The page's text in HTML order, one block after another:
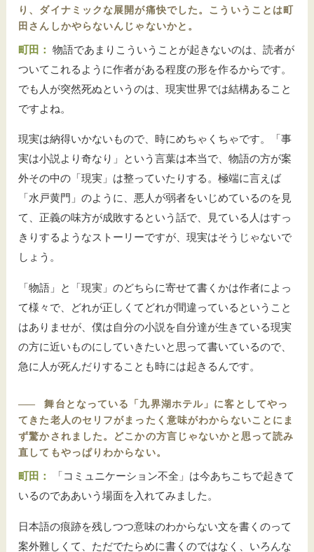
り、ダイナミックな展開が痛快でした。こういうことは町
田さんしかやらないんじゃないかと。
町田：
物語であまりこういうことが起きないのは、読者が
ついてこれるように作者がある程度の形を作るからです。
でも人が突然死ぬというのは、現実世界では結構あること
ですよね。
現実は納得いかないもので、時にめちゃくちゃです。「事
実は小説より奇なり」という言葉は本当で、物語の方が案
外その中の「現実」は整っていたりする。極端に言えば
「水戸黄門」のように、悪人が弱者をいじめているのを見
て、正義の味方が成敗するという話で、見ている人はすっ
きりするようなストーリーですが、現実はそうじゃないで
しょう。
「物語」と「現実」のどちらに寄せて書くかは作者によっ
て様々で、どれが正しくてどれが間違っているということ
はありませが、僕は自分の小説を自分達が生きている現実
の方に近いものにしていきたいと思って書いているので、
急に人が死んだりすることも時には起きるんです。
――
舞台となっている「九界湖ホテル」に客としてやっ
てきた老人のセリフがまったく意味がわからないことにま
ず驚かされました。どこかの方言じゃないかと思って読み
直してもやっぱりわからない。
町田：
「コミュニケーション不全」は今あちこちで起きて
いるのでああいう場面を入れてみました。
日本語の痕跡を残しつつ意味のわからない文を書くのって
案外難しくて、ただでたらめに書くのではなく、いろんな